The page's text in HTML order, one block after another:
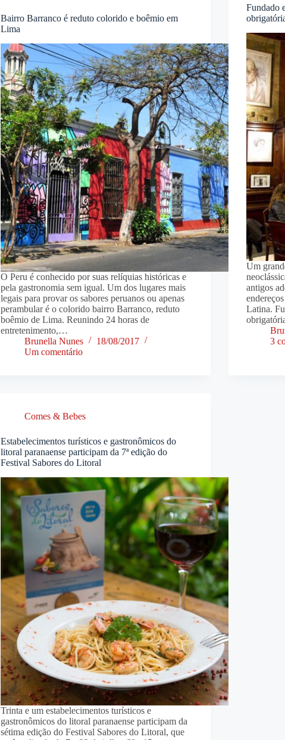
Bairro Barranco é reduto colorido e boêmio em
Lima
O Peru é conhecido por suas relíquias históricas e
pela gastronomia sem igual. Um dos lugares mais
legais para provar os sabores peruanos ou apenas
perambular é o colorido bairro Barranco, reduto
boêmio de Lima. Reunindo 24 horas de
entretenimento,…
Brunella Nunes
18/08/2017
Um comentário
Fundado
Um
antigos
Latina.
3
Comes & Bebes
Estabelecimentos turísticos e gastronômicos do
litoral paranaense participam da 7ª edição do
Festival Sabores do Litoral
Trinta e um estabelecimentos turísticos e
gastronômicos do litoral paranaense participam da
sétima edição do Festival Sabores do Litoral, que